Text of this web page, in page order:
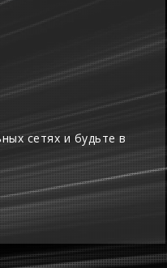
сетях и будьте в